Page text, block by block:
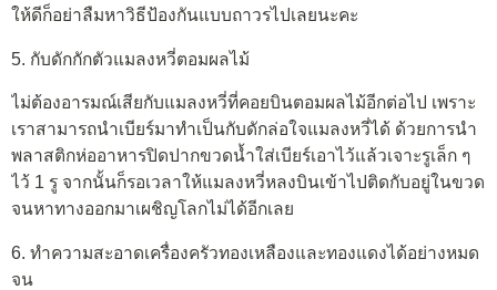
ให้ดีก็อย่าลืมหาวิธีป้องกันแบบถาวรไปเลยนะคะ
5. กับดักกักตัวแมลงหวี่ตอมผลไม้
ไม่ต้องอารมณ์เสียกับแมลงหวี่ที่คอยบินตอมผลไม้อีกต่อไป เพราะ
เราสามารถนำเบียร์มาทำเป็นกับดักล่อใจแมลงหวี่ได้ ด้วยการนำ
พลาสติกห่ออาหารปิดปากขวดน้ำใส่เบียร์เอาไว้แล้วเจาะรูเล็ก ๆ
ไว้ 1 รู จากนั้นก็รอเวลาให้แมลงหวี่หลงบินเข้าไปติดกับอยู่ในขวด
จนหาทางออกมาเผชิญโลกไม่ได้อีกเลย
6. ทำความสะอาดเครื่องครัวทองเหลืองและทองแดงได้อย่างหมด
จน